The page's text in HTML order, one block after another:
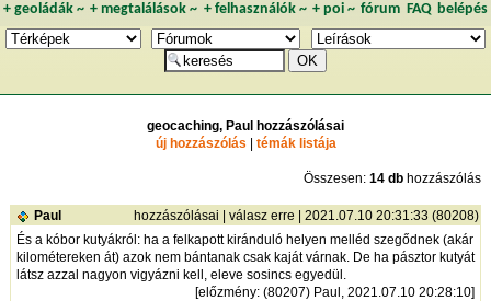
+ geoládák~ +megtalálások ~ + felhasználók~ + poi~ fórum FAQ belépés
geocaching, Paul hozzászólásai
új hozzászólás | témák listája
Összesen:14 db hozzászólás
Paul hozzászólásai |válasz erre | 2021.07.10 20:31:33 (80208)
És a kóbor kutyákról: ha a felkapott kiránduló helyen melléd szegődnek (akár
kilométereken át) azok nem bántanak csak kaját várnak. De ha pásztor kutyát
látsz azzal nagyon vigyázni kell, eleve sosincs egyedül.
[előzmény: (80207) Paul, 2021.07.10 20:28:10]